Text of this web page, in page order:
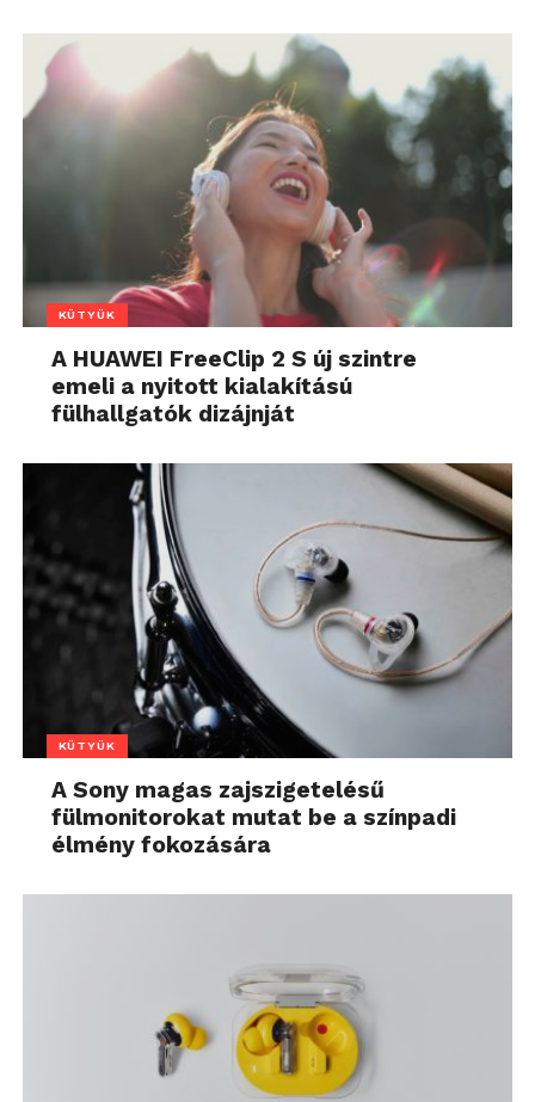
KÜTYÜK
A HUAWEI FreeClip 2 S új szintre
emeli a nyitott kialakítású
fülhallgatók dizájnját
KÜTYÜK
A Sony magas zajszigetelésű
fülmonitorokat mutat be a színpadi
élmény fokozására